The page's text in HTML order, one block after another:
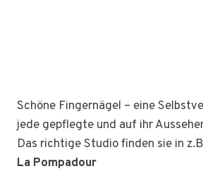
Schöne Fingernägel – eine
jede gepflegte und auf ihr
Das richtige Studio finden sie in
La Pompadour